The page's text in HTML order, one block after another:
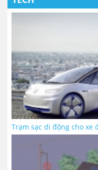
Trạm sạc di động cho xe